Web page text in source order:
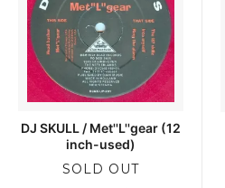
DJ SKULL / Met''L''gear (12
inch-used)
SOLD OUT